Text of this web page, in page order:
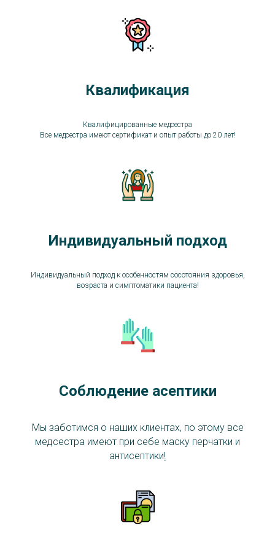
Квалификация
Квалифицированные медсестра
Все медсестра имеют сертификат и опыт работы до 20 лет!
Индивидуальный подход
Индивидуальный подход к особенностям сосотояния здоровья,
возраста и симптоматики пациента!
Соблюдение асептики
Мы заботимся о наших клиентах, по этому все
медсестра имеют при себе маску перчатки и
антисептики!